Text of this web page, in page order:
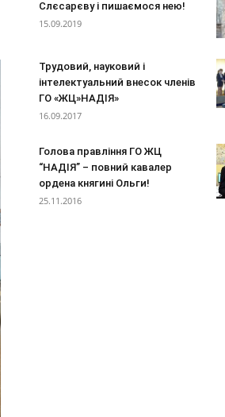
Слєсарєву і пишаємося нею!
15.09.2019
Трудовий, науковий і
інтелектуальний внесок членів
ГО «ЖЦ»НАДІЯ»
16.09.2017
Голова правління ГО ЖЦ
“НАДІЯ” – повний кавалер
ордена княгині Ольги!
25.11.2016